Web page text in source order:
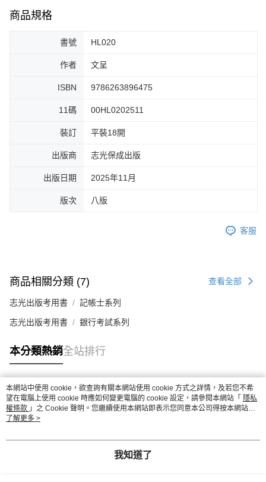
商品規格
書號 HL020
作者 文呈
ISBN 9786263896475
11碼 00HL0202511
裝訂 平裝18開
出版商 志光保成出版
出版日期 2025年11月
版次 八版
客服
商品相關分類 (7) 查看全部
志光出版考用書 記帳士系列
志光出版考用書 銀行考試系列
本分類熱銷全站排行
熱門標籤
本網站中使用 cookie，欲查詢有關本網站使用 cookie 方式之詳情，及若您不希
望在電腦上使用 cookie 時應如何變更電腦的 cookie 設定，請參閱本網站「 隱私
權條款 」之 Cookie 聲明。您繼續使用本網站即表示您同意本公司得按本網站使
用條款之 Cookie 聲明使用 cookie。
了解更多 >
我知道了